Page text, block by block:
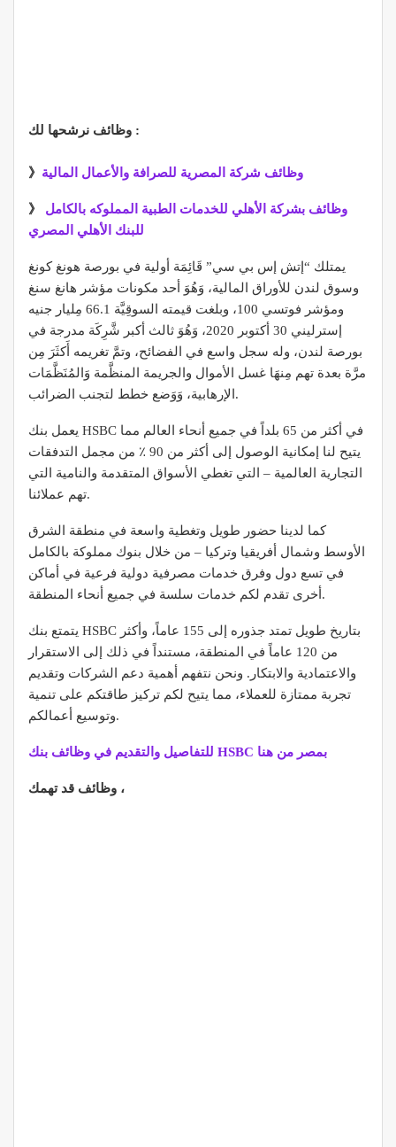
وظائف نرشحها لك :
》 وظائف شركة المصرية للصرافة والأعمال المالية
》
وظائف بشركة الأهلي للخدمات الطبية المملوكه بالكامل
للبنك الأهلي المصري
يمتلك “إتش إس بي سي” قَائِمَة أولية في بورصة هونغ كونغ
وسوق لندن للأوراق المالية، وَهُوَ أحد مكونات مؤشر هانغ سنغ
ومؤشر فوتسي 100، وبلغت قيمته السوقِيَّة 66.1 مِليار جنيه
إسترليني 30 أكتوبر 2020، وَهُوَ ثالث أكبر شَّرِكَة مدرجة في
بورصة لندن، وله سجل واسع في الفضائح، وتمَّ تغريمه أَكثَرَ مِن
مرَّة بعدة تهم مِنهَا غسل الأموال والجريمة المنظَّمة وَالمُنَظَّمَات
الإرهابية، وَوَضع خطط لتجنب الضرائب.
يعمل بنك HSBC في أكثر من 65 بلداً في جميع أنحاء العالم مما
يتيح لنا إمكانية الوصول إلى أكثر من 90 ٪ من مجمل التدفقات
التجارية العالمية – التي تغطي الأسواق المتقدمة والنامية التي
تهم عملائنا.
كما لدينا حضور طويل وتغطية واسعة في منطقة الشرق
الأوسط وشمال أفريقيا وتركيا – من خلال بنوك مملوكة بالكامل
في تسع دول وفرق خدمات مصرفية دولية فرعية في أماكن
أخرى تقدم لكم خدمات سلسة في جميع أنحاء المنطقة.
يتمتع بنك HSBC بتاريخ طويل تمتد جذوره إلى 155 عاماً، وأكثر
من 120 عاماً في المنطقة، مستنداً في ذلك إلى الاستقرار
والاعتمادية والابتكار. ونحن نتفهم أهمية دعم الشركات وتقديم
تجربة ممتازة للعملاء، مما يتيح لكم تركيز طاقتكم على تنمية
وتوسيع أعمالكم.
للتفاصيل والتقديم في وظائف بنك HSBC بمصر من هنا
وظائف قد تهمك ،